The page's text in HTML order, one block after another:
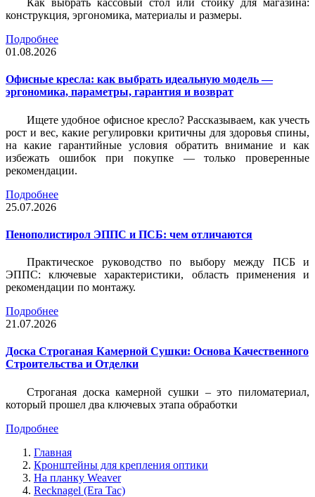
Как выбрать кассовый стол или стойку для магазина:
конструкция, эргономика, материалы и размеры.
Подробнее
01.08.2026
Офисные кресла: как выбрать идеальную модель —
эргономика, параметры, гарантия и возврат
Ищете удобное офисное кресло? Рассказываем, как учесть
рост и вес, какие регулировки критичны для здоровья спины,
на какие гарантийные условия обратить внимание и как
избежать ошибок при покупке — только проверенные
рекомендации.
Подробнее
25.07.2026
Пенополистирол ЭППС и ПСБ: чем отличаются
Практическое руководство по выбору между ПСБ и
ЭППС: ключевые характеристики, область применения и
рекомендации по монтажу.
Подробнее
21.07.2026
Доска Строганая Камерной Сушки: Основа Качественного
Строительства и Отделки
Строганая доска камерной сушки – это пиломатериал,
который прошел два ключевых этапа обработки
Подробнее
Главная
Кронштейны для крепления оптики
На планку Weaver
Recknagel (Era Tac)